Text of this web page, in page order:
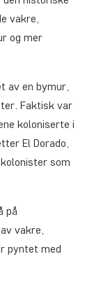
vakre,
og mer
av en bymur,
Faktisk var
koloniserte i
El Dorado,
som
på
vakre,
pyntet med